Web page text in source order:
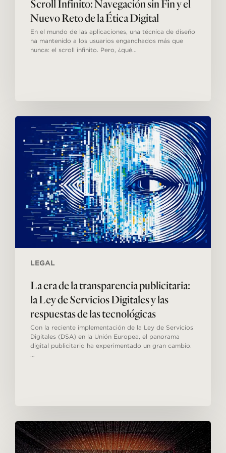
Scroll Infinito: Navegación sin Fin y el
Nuevo Reto de la Ética Digital
En el mundo de las aplicaciones, una técnica de diseño
ha mantenido a los usuarios enganchados más que
nunca: el scroll infinito. Pero, ¿qué…
LEGAL
La
transparencia
publicitaria:
Servicios
Digitales
respuestas
de
tecnológicas
La era de la transparencia publicitaria:
la Ley de Servicios Digitales y las
respuestas de las tecnológicas
Con la reciente implementación de la Ley de Servicios
Digitales (DSA) en la Unión Europea, el panorama
digital publicitario ha experimentado un gran cambio.
…
Las
Deepfakes
y